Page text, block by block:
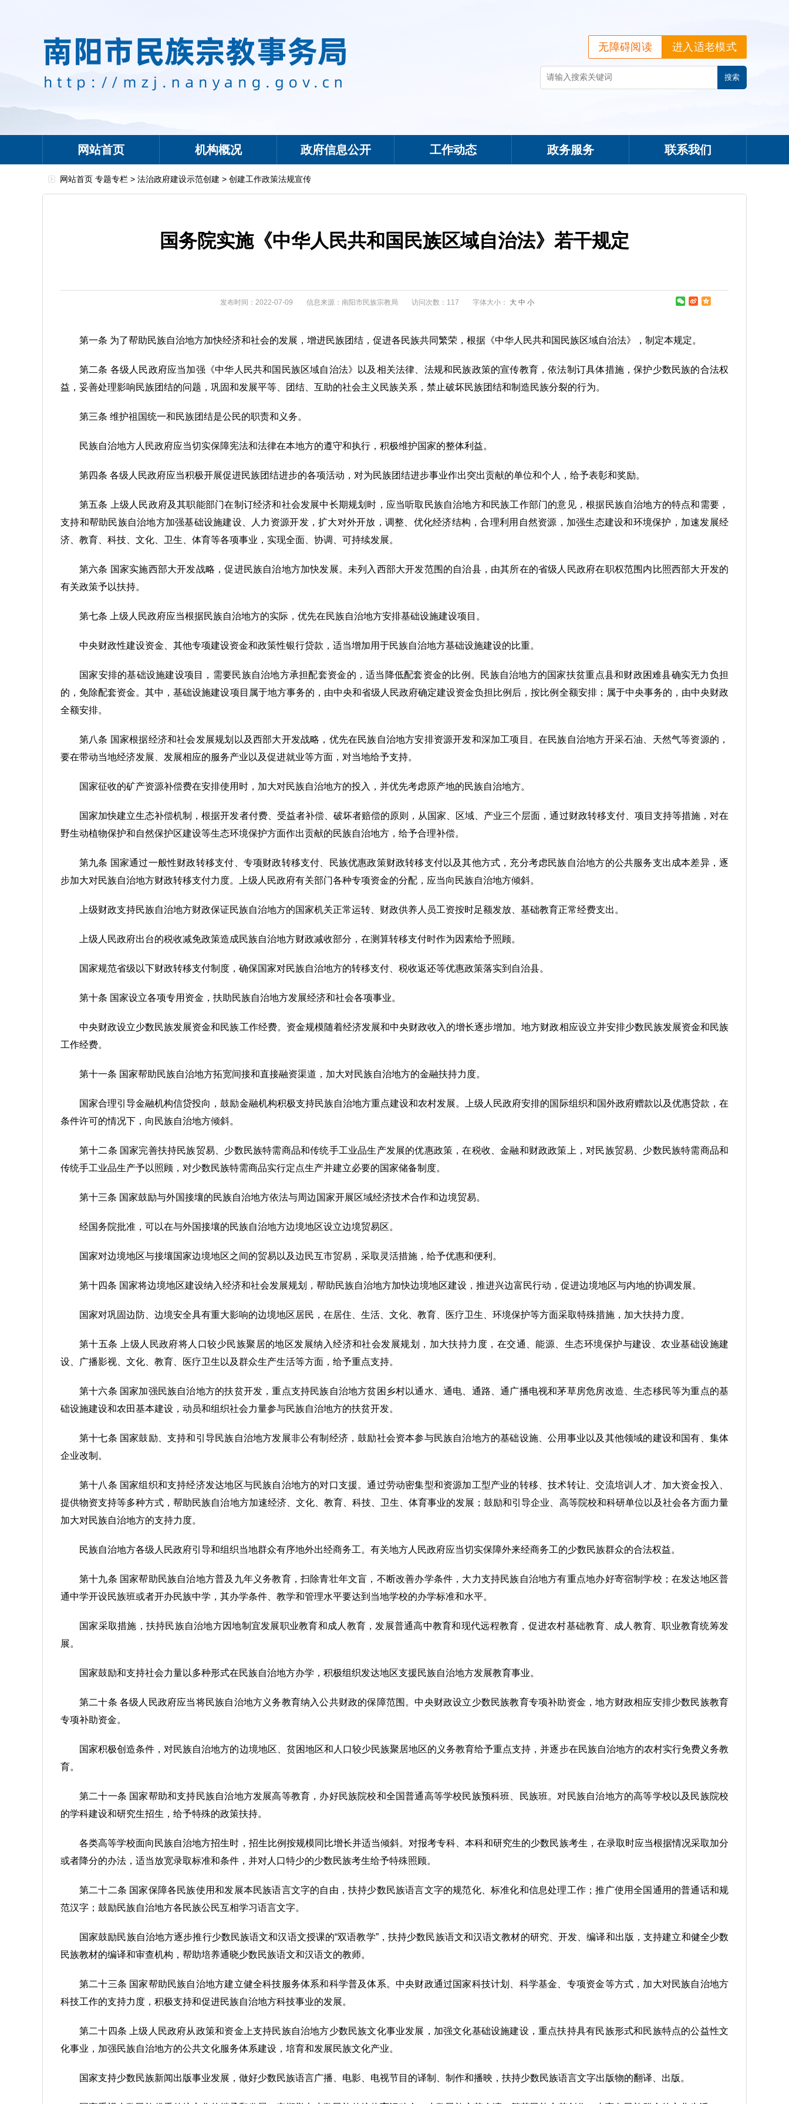
进入适老模式
无障碍阅读
网站首页 机构概况 政府信息公开 工作动态 政务服务 联系我们
网站首页 专题专栏 > 法治政府建设示范创建 > 创建工作政策法规宣传
国务院实施《中华人民共和国民族区域自治法》若干规定
发布时间：2022-07-09 信息来源：南阳市民族宗教局 访问次数：117 字体大小： 大 中 小
第一条 为了帮助民族自治地方加快经济和社会的发展，增进民族团结，促进各民族共同繁荣，根据《中华人民共和国民族区域自治法》，制定本规定。
第二条 各级人民政府应当加强《中华人民共和国民族区域自治法》以及相关法律、法规和民族政策的宣传教育，依法制订具体措施，保护少数民族的合法权
益，妥善处理影响民族团结的问题，巩固和发展平等、团结、互助的社会主义民族关系，禁止破坏民族团结和制造民族分裂的行为。
第三条 维护祖国统一和民族团结是公民的职责和义务。
民族自治地方人民政府应当切实保障宪法和法律在本地方的遵守和执行，积极维护国家的整体利益。
第四条 各级人民政府应当积极开展促进民族团结进步的各项活动，对为民族团结进步事业作出突出贡献的单位和个人，给予表彰和奖励。
第五条 上级人民政府及其职能部门在制订经济和社会发展中长期规划时，应当听取民族自治地方和民族工作部门的意见，根据民族自治地方的特点和需要，
支持和帮助民族自治地方加强基础设施建设、人力资源开发，扩大对外开放，调整、优化经济结构，合理利用自然资源，加强生态建设和环境保护，加速发展经
济、教育、科技、文化、卫生、体育等各项事业，实现全面、协调、可持续发展。
第六条 国家实施西部大开发战略，促进民族自治地方加快发展。未列入西部大开发范围的自治县，由其所在的省级人民政府在职权范围内比照西部大开发的
有关政策予以扶持。
第七条 上级人民政府应当根据民族自治地方的实际，优先在民族自治地方安排基础设施建设项目。
中央财政性建设资金、其他专项建设资金和政策性银行贷款，适当增加用于民族自治地方基础设施建设的比重。
国家安排的基础设施建设项目，需要民族自治地方承担配套资金的，适当降低配套资金的比例。民族自治地方的国家扶贫重点县和财政困难县确实无力负担
的，免除配套资金。其中，基础设施建设项目属于地方事务的，由中央和省级人民政府确定建设资金负担比例后，按比例全额安排；属于中央事务的，由中央财政
全额安排。
第八条 国家根据经济和社会发展规划以及西部大开发战略，优先在民族自治地方安排资源开发和深加工项目。在民族自治地方开采石油、天然气等资源的，
要在带动当地经济发展、发展相应的服务产业以及促进就业等方面，对当地给予支持。
国家征收的矿产资源补偿费在安排使用时，加大对民族自治地方的投入，并优先考虑原产地的民族自治地方。
国家加快建立生态补偿机制，根据开发者付费、受益者补偿、破坏者赔偿的原则，从国家、区域、产业三个层面，通过财政转移支付、项目支持等措施，对在
野生动植物保护和自然保护区建设等生态环境保护方面作出贡献的民族自治地方，给予合理补偿。
第九条 国家通过一般性财政转移支付、专项财政转移支付、民族优惠政策财政转移支付以及其他方式，充分考虑民族自治地方的公共服务支出成本差异，逐
步加大对民族自治地方财政转移支付力度。上级人民政府有关部门各种专项资金的分配，应当向民族自治地方倾斜。
上级财政支持民族自治地方财政保证民族自治地方的国家机关正常运转、财政供养人员工资按时足额发放、基础教育正常经费支出。
上级人民政府出台的税收减免政策造成民族自治地方财政减收部分，在测算转移支付时作为因素给予照顾。
国家规范省级以下财政转移支付制度，确保国家对民族自治地方的转移支付、税收返还等优惠政策落实到自治县。
第十条 国家设立各项专用资金，扶助民族自治地方发展经济和社会各项事业。
中央财政设立少数民族发展资金和民族工作经费。资金规模随着经济发展和中央财政收入的增长逐步增加。地方财政相应设立并安排少数民族发展资金和民族
工作经费。
第十一条 国家帮助民族自治地方拓宽间接和直接融资渠道，加大对民族自治地方的金融扶持力度。
国家合理引导金融机构信贷投向，鼓励金融机构积极支持民族自治地方重点建设和农村发展。上级人民政府安排的国际组织和国外政府赠款以及优惠贷款，在
条件许可的情况下，向民族自治地方倾斜。
第十二条 国家完善扶持民族贸易、少数民族特需商品和传统手工业品生产发展的优惠政策，在税收、金融和财政政策上，对民族贸易、少数民族特需商品和
传统手工业品生产予以照顾，对少数民族特需商品实行定点生产并建立必要的国家储备制度。
第十三条 国家鼓励与外国接壤的民族自治地方依法与周边国家开展区域经济技术合作和边境贸易。
经国务院批准，可以在与外国接壤的民族自治地方边境地区设立边境贸易区。
国家对边境地区与接壤国家边境地区之间的贸易以及边民互市贸易，采取灵活措施，给予优惠和便利。
第十四条 国家将边境地区建设纳入经济和社会发展规划，帮助民族自治地方加快边境地区建设，推进兴边富民行动，促进边境地区与内地的协调发展。
国家对巩固边防、边境安全具有重大影响的边境地区居民，在居住、生活、文化、教育、医疗卫生、环境保护等方面采取特殊措施，加大扶持力度。
第十五条 上级人民政府将人口较少民族聚居的地区发展纳入经济和社会发展规划，加大扶持力度，在交通、能源、生态环境保护与建设、农业基础设施建
设、广播影视、文化、教育、医疗卫生以及群众生产生活等方面，给予重点支持。
第十六条 国家加强民族自治地方的扶贫开发，重点支持民族自治地方贫困乡村以通水、通电、通路、通广播电视和茅草房危房改造、生态移民等为重点的基
础设施建设和农田基本建设，动员和组织社会力量参与民族自治地方的扶贫开发。
第十七条 国家鼓励、支持和引导民族自治地方发展非公有制经济，鼓励社会资本参与民族自治地方的基础设施、公用事业以及其他领域的建设和国有、集体
企业改制。
第十八条 国家组织和支持经济发达地区与民族自治地方的对口支援。通过劳动密集型和资源加工型产业的转移、技术转让、交流培训人才、加大资金投入、
提供物资支持等多种方式，帮助民族自治地方加速经济、文化、教育、科技、卫生、体育事业的发展；鼓励和引导企业、高等院校和科研单位以及社会各方面力量
加大对民族自治地方的支持力度。
民族自治地方各级人民政府引导和组织当地群众有序地外出经商务工。有关地方人民政府应当切实保障外来经商务工的少数民族群众的合法权益。
第十九条 国家帮助民族自治地方普及九年义务教育，扫除青壮年文盲，不断改善办学条件，大力支持民族自治地方有重点地办好寄宿制学校；在发达地区普
通中学开设民族班或者开办民族中学，其办学条件、教学和管理水平要达到当地学校的办学标准和水平。
国家采取措施，扶持民族自治地方因地制宜发展职业教育和成人教育，发展普通高中教育和现代远程教育，促进农村基础教育、成人教育、职业教育统筹发
展。
国家鼓励和支持社会力量以多种形式在民族自治地方办学，积极组织发达地区支援民族自治地方发展教育事业。
第二十条 各级人民政府应当将民族自治地方义务教育纳入公共财政的保障范围。中央财政设立少数民族教育专项补助资金，地方财政相应安排少数民族教育
专项补助资金。
国家积极创造条件，对民族自治地方的边境地区、贫困地区和人口较少民族聚居地区的义务教育给予重点支持，并逐步在民族自治地方的农村实行免费义务教
育。
第二十一条 国家帮助和支持民族自治地方发展高等教育，办好民族院校和全国普通高等学校民族预科班、民族班。对民族自治地方的高等学校以及民族院校
的学科建设和研究生招生，给予特殊的政策扶持。
各类高等学校面向民族自治地方招生时，招生比例按规模同比增长并适当倾斜。对报考专科、本科和研究生的少数民族考生，在录取时应当根据情况采取加分
或者降分的办法，适当放宽录取标准和条件，并对人口特少的少数民族考生给予特殊照顾。
第二十二条 国家保障各民族使用和发展本民族语言文字的自由，扶持少数民族语言文字的规范化、标准化和信息处理工作；推广使用全国通用的普通话和规
范汉字；鼓励民族自治地方各民族公民互相学习语言文字。
国家鼓励民族自治地方逐步推行少数民族语文和汉语文授课的“双语教学”，扶持少数民族语文和汉语文教材的研究、开发、编译和出版，支持建立和健全少数
民族教材的编译和审查机构，帮助培养通晓少数民族语文和汉语文的教师。
第二十三条 国家帮助民族自治地方建立健全科技服务体系和科学普及体系。中央财政通过国家科技计划、科学基金、专项资金等方式，加大对民族自治地方
科技工作的支持力度，积极支持和促进民族自治地方科技事业的发展。
第二十四条 上级人民政府从政策和资金上支持民族自治地方少数民族文化事业发展，加强文化基础设施建设，重点扶持具有民族形式和民族特点的公益性文
化事业，加强民族自治地方的公共文化服务体系建设，培育和发展民族文化产业。
国家支持少数民族新闻出版事业发展，做好少数民族语言广播、电影、电视节目的译制、制作和播映，扶持少数民族语言文字出版物的翻译、出版。